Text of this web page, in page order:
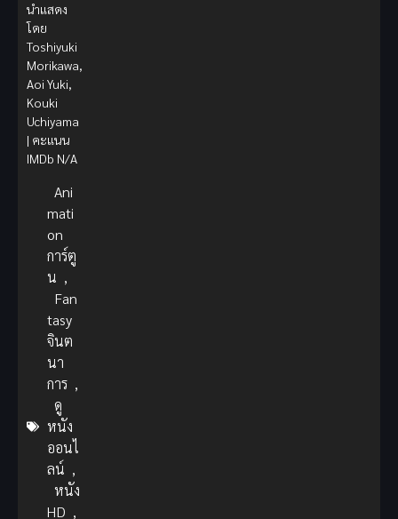
นำแสดง
โดย
Toshiyuki
Morikawa,
Aoi Yuki,
Kouki
Uchiyama
| คะแนน
IMDb N/A
Ani
mati
on
การ์ตู
น ,
Fan
tasy
จินต
นา
การ ,
ดู
หนัง
ออนไ
ลน์ ,
หนัง
HD ,